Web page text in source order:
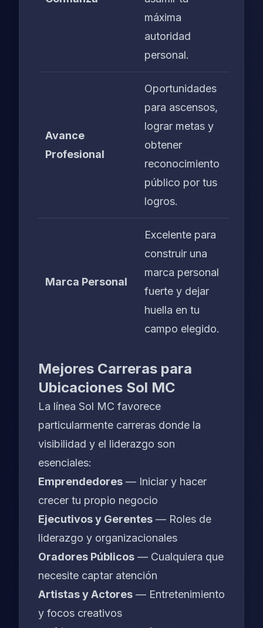
máxima
autoridad
personal.
Avance
Profesional
Oportunidades
para ascensos,
lograr metas y
obtener
reconocimiento
público por tus
logros.
Marca Personal
Excelente para
construir una
marca personal
fuerte y dejar
huella en tu
campo elegido.
Mejores Carreras para
Ubicaciones Sol MC
La línea Sol MC favorece
particularmente carreras donde la
visibilidad y el liderazgo son
esenciales:
Emprendedores — Iniciar y hacer
crecer tu propio negocio
Ejecutivos y Gerentes — Roles de
liderazgo y organizacionales
Oradores Públicos — Cualquiera que
necesite captar atención
Artistas y Actores — Entretenimiento
y focos creativos